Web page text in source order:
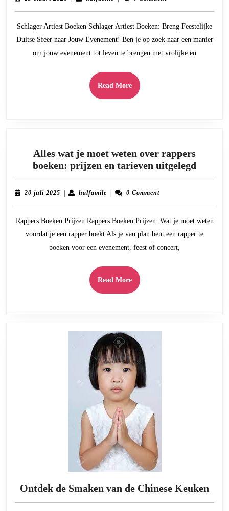
Duitse
Sfeer
naar
Schlager Artiest Boeken Schlager Artiest Boeken: Breng Feestelijke
Duitse Sfeer naar Jouw Evenement! Ben je op zoek naar een manier
om jouw evenement tot leven te brengen met vrolijke en
Read MoreRead
More
Alles wat je moet weten over rappers
boeken: prijzen en tarieven uitgelegd
wat
over
20 juli 2025 20| halfamilehalfamile
| 0 Comment
Rappers Boeken Prijzen Rappers Boeken Prijzen: Wat je moet weten
voordat je een rapper boekt Als je van plan bent een rapper te
boeken voor een evenement, feest of concert,
Read MoreRead
More
Ontdek de Smaken van de Chinese Keuken
de